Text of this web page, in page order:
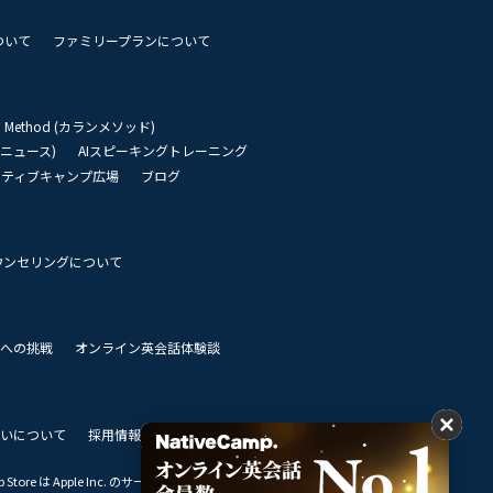
いて ファミリープランについて
Method (カランメソッド)
ュース)
AIスピーキングトレーニング
ィブキャンプ広場
ブログ
セリングについて
の挑戦 オンライン英会話体験談
について 採用情報 私達のビジョン
は Apple Inc. のサービスマークです。